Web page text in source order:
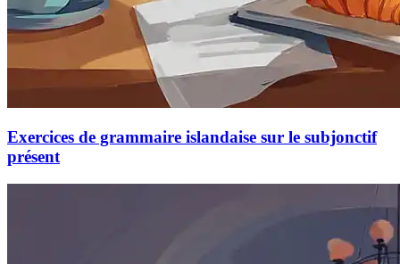
Exercices de grammaire islandaise sur le subjonctif
présent